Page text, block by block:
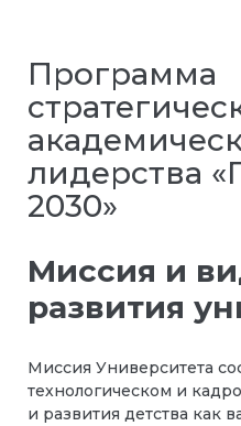
Программа
лидерства
2030»
Миссия и
развития
Миссия Университета
технологическом и
и развития детства как